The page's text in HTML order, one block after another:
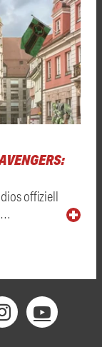
offiziell
…